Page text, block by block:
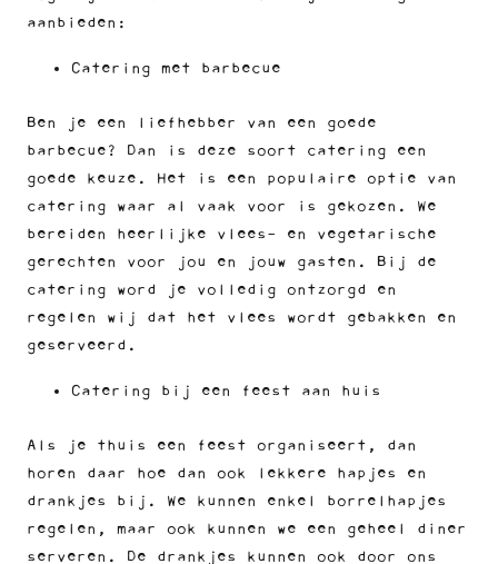
aanbieden:
Catering met barbecue
Ben je een liefhebber van een goede
barbecue? Dan is deze soort catering een
goede keuze. Het is een populaire optie van
catering waar al vaak voor is gekozen. We
bereiden heerlijke vlees- en vegetarische
gerechten voor jou en jouw gasten. Bij de
catering word je volledig ontzorgd en
regelen wij dat het vlees wordt gebakken en
geserveerd.
Catering bij een feest aan huis
Als je thuis een feest organiseert, dan
horen daar hoe dan ook lekkere hapjes en
drankjes bij. We kunnen enkel borrelhapjes
regelen, maar ook kunnen we een geheel diner
serveren. De drankjes kunnen ook door ons